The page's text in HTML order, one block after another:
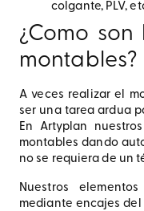
colgante, PLV,
¿Como
montables?
A veces realizar el
ser una tarea ardua
En Artyplan nuestros
montables dando
no se requiera de un
Nuestros
mediante encajes